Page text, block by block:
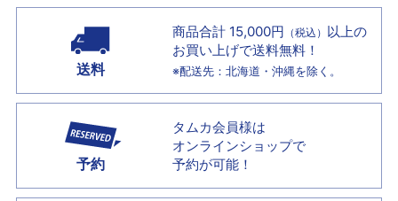
送料
商品合計 15,000円 （税込） 以上の
お買い上げで送料無料！
※配送先：北海道・沖縄を除く。
予約
タムカ会員様は
オンラインショップで
予約が可能！